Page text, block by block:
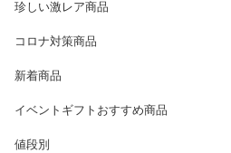
珍しい激レア商品
コロナ対策商品
新着商品
イベントギフトおすすめ商品
値段別